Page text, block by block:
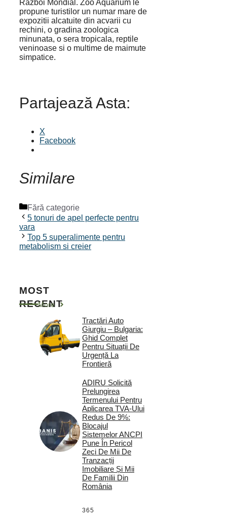
Razboi Mondial. Zoo Aquarium le
propune turistilor un numar mare de
expozitii alcatuite din acvarii cu
rechini, o gradina zoologica
minunata, o sera tropicala, reptile
veninoase si o multime de maimute
simpatice.
Partajează Asta:
X
Facebook
Similare
Categorii
Fără categorie
5 tonuri de apel perfecte pentru
vara
Top 5 superalimente pentru
metabolism si creier
MOST
RECENT
More
Tractări Auto
Giurgiu – Bulgaria:
Ghid Complet
Pentru Situații De
Urgență La
Frontieră
ADIRU Solicită
Prelungirea
Termenului Pentru
Aplicarea TVA-Ului
Redus De 9%:
Blocajul
Sistemelor ANCPI
Pune În Pericol
Zeci De Mii De
Tranzacții
Imobiliare Și Mii
De Familii Din
România
365